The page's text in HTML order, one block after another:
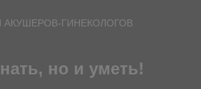
АКУШЕРОВ-ГИНЕКОЛОГОВ
но и уметь!